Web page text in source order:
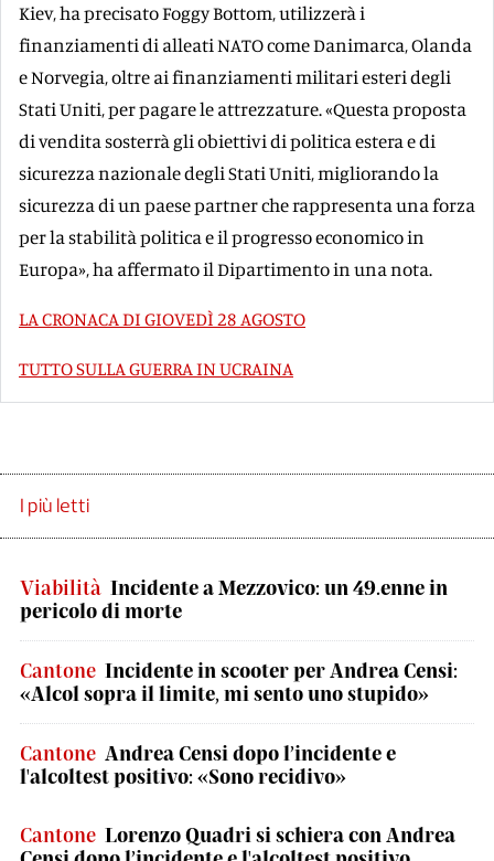
Kiev, ha precisato Foggy Bottom, utilizzerà i
finanziamenti di alleati NATO come Danimarca, Olanda
e Norvegia, oltre ai finanziamenti militari esteri degli
Stati Uniti, per pagare le attrezzature. «Questa proposta
di vendita sosterrà gli obiettivi di politica estera e di
sicurezza nazionale degli Stati Uniti, migliorando la
sicurezza di un paese partner che rappresenta una forza
per la stabilità politica e il progresso economico in
Europa», ha affermato il Dipartimento in una nota.
LA CRONACA DI GIOVEDÌ 28 AGOSTO
TUTTO SULLA GUERRA IN UCRAINA
I più letti
Viabilità Incidente a Mezzovico: un 49.enne in
pericolo di morte
Cantone Incidente in scooter per Andrea Censi:
«Alcol sopra il limite, mi sento uno stupido»
Cantone Andrea Censi dopo l’incidente e
l'alcoltest positivo: «Sono recidivo»
Cantone Lorenzo Quadri si schiera con Andrea